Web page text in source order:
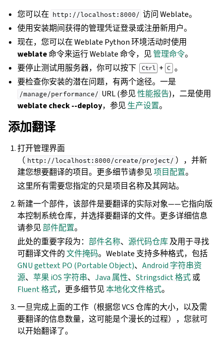
您可以在 http://localhost:8000/ 访问 Weblate。
使用安装期间获得的管理凭证登录或注册新用户。
现在，您可以在 Weblate Python 环境活动时使用
weblate命令来运行 Weblate 命令，见 管理命令。
要停止测试用服务器，你可以按下
Ctrl + C 。
要检查你安装的潜在问题，有两个途径。一是
/manage/performance/ URL (参见性能报告)，二是使用
weblate check --deploy，参见 生产设置。
添加翻译
打开管理界面
（ http://localhost:8000/create/project/ ），并新
建您想要翻译的项目。更多细节请参见项目配置。
这里所有需要您指定的只是项目名称及其网站。
新建一个部件，该部件是要翻译的实际对象——它指向版
本控制系统仓库，并选择要翻译的文件。更多详细信息
请参见部件配置。
此处的重要字段为：部件名称、源代码仓库及用于寻找
可翻译文件的文件掩码。Weblate 支持多种格式，包括
GNU gettext PO (Portable Object)、Android 字符串资
源、苹果 iOS 字符串、Java 属性、Stringsdict 格式或
Fluent 格式，更多细节见本地化文件格式。
一旦完成上面的工作（根据您 VCS 仓库的大小，以及需
要翻译的信息数量，这可能是个漫长的过程），您就可
以开始翻译了。